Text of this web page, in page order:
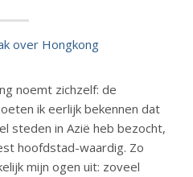
noemt zichzelf: de
ik eerlijk bekennen dat
steden in Azië heb bezocht,
hoofdstad-waardig. Zo
mijn ogen uit: zoveel